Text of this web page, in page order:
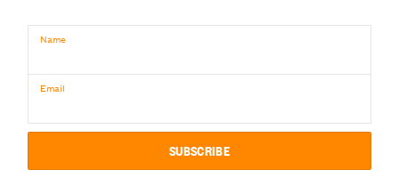
Name
Email